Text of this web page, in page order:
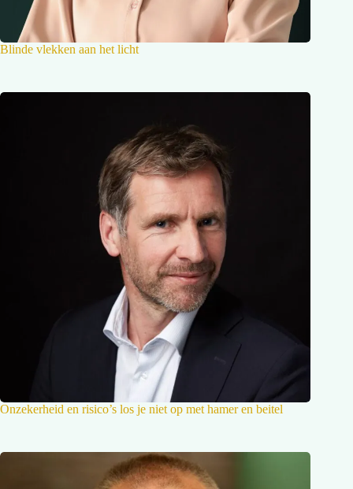
Blinde vlekken aan het licht
Onzekerheid en risico’s los je niet op met hamer en beitel